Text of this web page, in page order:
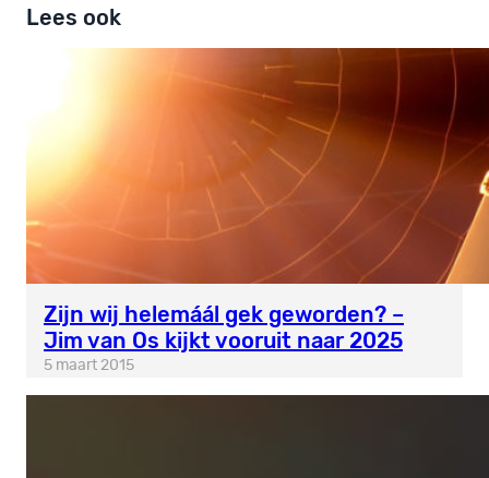
Lees ook
Zijn wij helemáál gek geworden? –
Jim van Os kijkt vooruit naar 2025
5 maart 2015